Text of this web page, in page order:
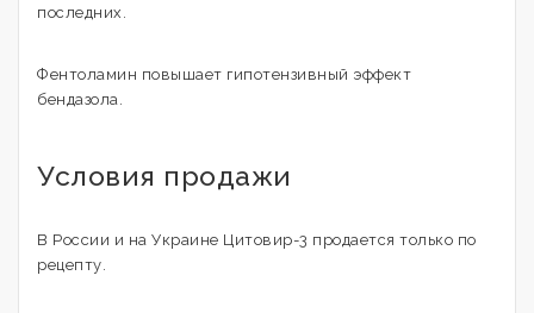
последних.
Фентоламин повышает гипотензивный эффект
бендазола.
Условия продажи
В России и на Украине Цитовир-3 продается только по
рецепту.